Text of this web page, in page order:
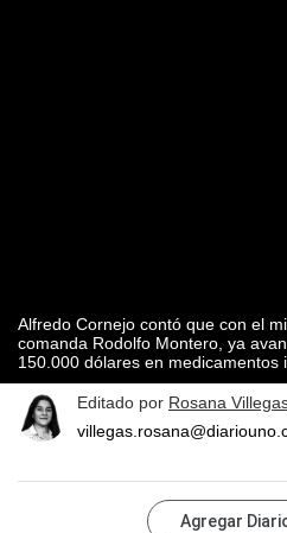
Alfredo Cornejo contó que con el
comanda Rodolfo Montero, ya
150.000 dólares en medicamentos
Editado por Rosana
Agregar